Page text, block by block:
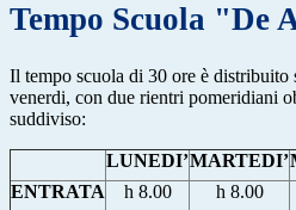
Tempo Scuola "De
Il tempo scuola di 30 ore è
venerdi, con due rientri pomeridiani
suddiviso:
LUNEDI’MARTEDI’
ENTRATA
h 8.00 h 8.00